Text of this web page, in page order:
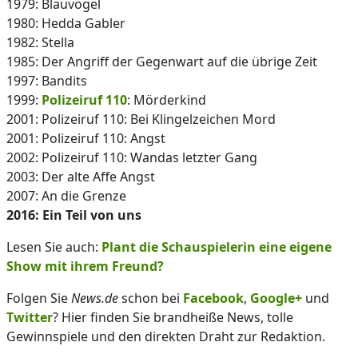
1979: Blauvogel
1980: Hedda Gabler
1982: Stella
1985: Der Angriff der Gegenwart auf die übrige Zeit
1997: Bandits
1999: Polizeiruf 110: Mörderkind
2001: Polizeiruf 110: Bei Klingelzeichen Mord
2001: Polizeiruf 110: Angst
2002: Polizeiruf 110: Wandas letzter Gang
2003: Der alte Affe Angst
2007: An die Grenze
2016: Ein Teil von uns
Lesen Sie auch: Plant die Schauspielerin eine eigene
Show mit ihrem Freund?
Folgen SieNews.deschon bei Facebook, Google+ und
Twitter? Hier finden Sie brandheiße News, tolle
Gewinnspiele und den direkten Draht zur Redaktion.